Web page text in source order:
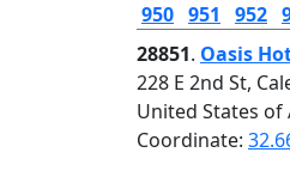
950 951 952
28851. Oasis
228 E 2nd St,
United States of
Coordinate: